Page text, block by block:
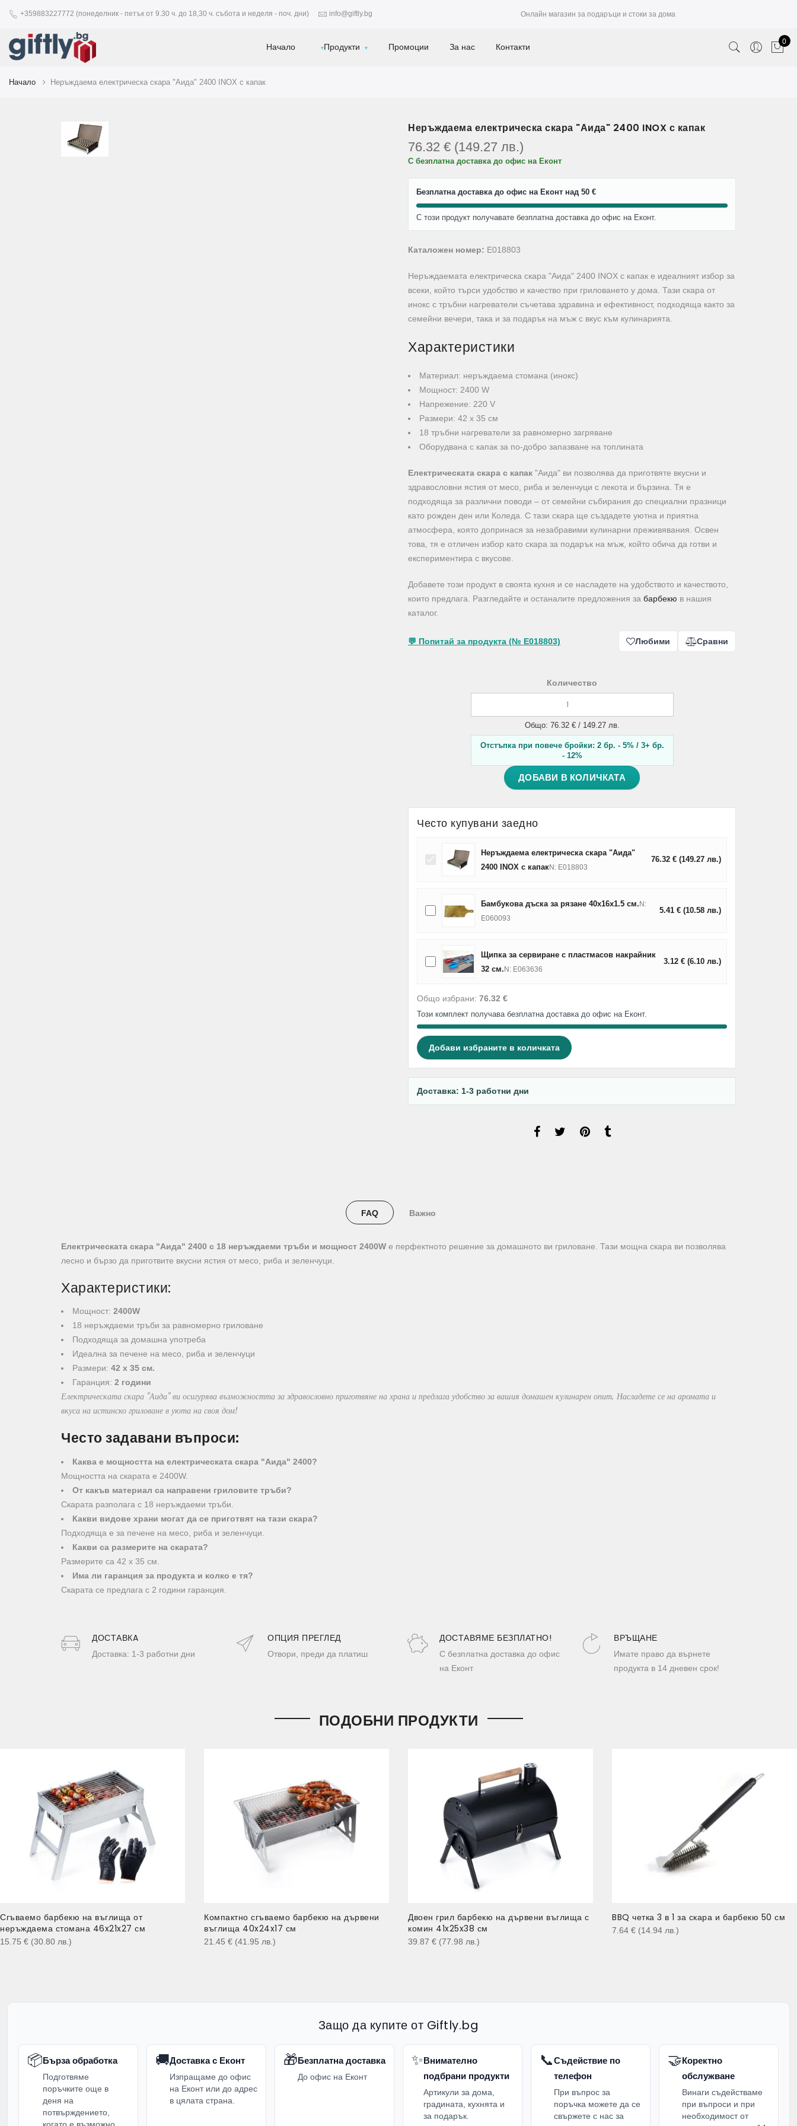
+359883227772 (понеделник - петък от 9.30 ч. до 18,30 ч. събота и неделя - поч. дни) info@giftly.bg Онлайн магазин за подаръци и стоки за дома
Начало Продукти Промоции За нас Контакти 0
Начало Неръждаема електрическа скара "Аида" 2400 INOX с капак
Неръждаема електрическа скара "Аида" 2400 INOX с капак
76.32 € (149.27 лв.)
С безплатна доставка до офис на Еконт
Безплатна доставка до офис на Еконт над 50 €
С този продукт получавате безплатна доставка до офис на Еконт.
Каталожен номер: E018803
Неръждаемата електрическа скара "Аида" 2400 INOX с капак е идеалният избор за
всеки, който търси удобство и качество при гриловането у дома. Тази скара от
инокс с тръбни нагреватели съчетава здравина и ефективност, подходяща както за
семейни вечери, така и за подарък на мъж с вкус към кулинарията.
Характеристики
Материал: неръждаема стомана (инокс)
Мощност: 2400 W
Напрежение: 220 V
Размери: 42 х 35 см
18 тръбни нагреватели за равномерно загряване
Оборудвана с капак за по-добро запазване на топлината
Електрическата скара с капак "Аида" ви позволява да приготвяте вкусни и
здравословни ястия от месо, риба и зеленчуци с лекота и бързина. Тя е
подходяща за различни поводи – от семейни събирания до специални празници
като рожден ден или Коледа. С тази скара ще създадете уютна и приятна
атмосфера, която допринася за незабравими кулинарни преживявания. Освен
това, тя е отличен избор като скара за подарък на мъж, който обича да готви и
експериментира с вкусове.
Добавете този продукт в своята кухня и се насладете на удобството и качеството,
които предлага. Разгледайте и останалите предложения за барбекю в нашия
каталог.
💬 Попитай за продукта (№ E018803) Любими Сравни
Количество
Общо: 76.32 € / 149.27 лв.
Отстъпка при повече бройки: 2 бр. - 5% / 3+ бр.
- 12%
ДОБАВИ В КОЛИЧКАТА
Често купувани заедно
Неръждаема електрическа скара "Аида"
2400 INOX с капакN: E018803
76.32 € (149.27 лв.)
Бамбукова дъска за рязане 40х16х1.5 см. N:
E060093
5.41 € (10.58 лв.)
Щипка за сервиране с пластмасов накрайник
32 см. N: E063636
3.12 € (6.10 лв.)
Общо избрани: 76.32 €
Този комплект получава безплатна доставка до офис на Еконт.
Добави избраните в количката
Доставка: 1-3 работни дни
FAQ Важно
Електрическата скара "Аида" 2400 с 18 неръждаеми тръби и мощност 2400W е перфектното решение за домашното ви гриловане. Тази мощна скара ви позволява
лесно и бързо да приготвите вкусни ястия от месо, риба и зеленчуци.
Характеристики:
Мощност: 2400W
18 неръждаеми тръби за равномерно гриловане
Подходяща за домашна употреба
Идеална за печене на месо, риба и зеленчуци
Размери: 42 х 35 см.
Гаранция: 2 години
Електрическата скара "Аида" ви осигурява възможността за здравословно приготвяне на храна и предлага удобство за вашия домашен кулинарен опит. Насладете се на аромата и
вкуса на истинско гриловане в уюта на своя дом!
Често задавани въпроси:
Каква е мощността на електрическата скара "Аида" 2400?
Мощността на скарата е 2400W.
От какъв материал са направени гриловите тръби?
Скарата разполага с 18 неръждаеми тръби.
Какви видове храни могат да се приготвят на тази скара?
Подходяща е за печене на месо, риба и зеленчуци.
Какви са размерите на скарата?
Размерите са 42 х 35 см.
Има ли гаранция за продукта и колко е тя?
Скарата се предлага с 2 години гаранция.
ДОСТАВКA
Доставка: 1-3 работни дни
ОПЦИЯ ПРЕГЛЕД
Отвори, преди да платиш
ДОСТАВЯМЕ БЕЗПЛАТНО!
С безплатна доставка до офис
на Еконт
ВРЪЩАНЕ
Имате право да върнете
продукта в 14 дневен срок!
ПОДОБНИ ПРОДУКТИ
Сгъваемо барбекю на въглища от
неръждаема стомана 46x21x27 см
15.75 € (30.80 лв. )
Компактно сгъваемо барбекю на дървени
въглища 40x24x17 см
21.45 € (41.95 лв. )
Двоен грил барбекю на дървени въглища с
комин 41x25x38 см
39.87 € (77.98 лв. )
BBQ четка 3 в 1 за скара и барбекю 50 см
7.64 € (14.94 лв. )
Защо да купите от Giftly.bg
📦Бърза обработка
Подготвяме
поръчките още в
деня на
потвърждението,
когато е възможно.
🚚Доставка с Еконт
Изпращаме до офис
на Еконт или до адрес
в цялата страна.
🎁Безплатна доставка
До офис на Еконт
✨Внимателно
подбрани продукти
Артикули за дома,
градината, кухнята и
за подарък.
📞Съдействие по
телефон
При въпрос за
поръчка можете да се
свържете с нас за
🤝Коректно
обслужване
Винаги съдействаме
при въпроси и при
необходимост от